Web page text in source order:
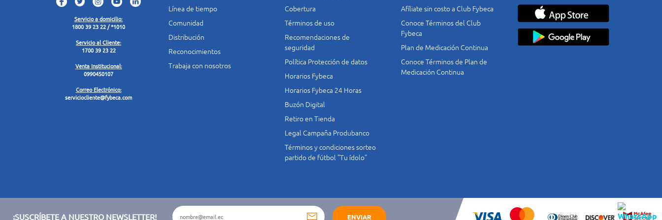
Servicio a domicilio:
1800 39 23 22 / *1010
Servicio al Cliente:
1700 39 23 22
Venta Institucional:
0990450107
Correo Electrónico:
serviciocliente@fybeca.com
Línea de tiempo
Comunidad
Distribución
Reconocimientos
Trabaja con nosotros
Cobertura
Términos de uso
Recomendaciones de
seguridad
Política Protección de datos
Horarios Fybeca
Horarios Fybeca 24 Horas
Buzón Digital
Retiro en Tienda
Legal Campaña Produbanco
Términos y condiciones sorteo
partido de fútbol "Tu ídolo"
Afíliate sin costo a Club Fybeca
Conoce Términos del Club
Fybeca
Plan de Medicación Continua
Conoce Términos de Plan de
Medicación Continua
¡SUSCRÍBETE A NUESTRO NEWSLETTER! ENVIAR